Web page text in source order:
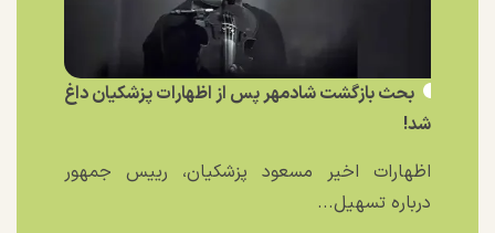
بحث بازگشت شادمهر پس از اظهارات پزشکیان داغ
شد!
اظهارات اخیر مسعود پزشکیان، رییس جمهور
درباره تسهیل...